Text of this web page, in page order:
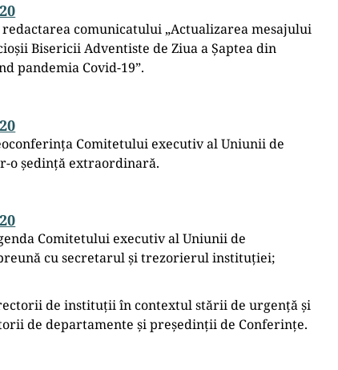
redactarea comunicatului „Actualizarea mesajului
Bisericii Adventiste de Ziua a Șaptea din
pandemia Covid-19”.
Comitetului executiv al Uniunii de
o ședință extraordinară.
Comitetului executiv al Uniunii de
cu secretarul și trezorierul instituției;
de instituții în contextul stării de urgență și
de departamente și președinții de Conferințe.